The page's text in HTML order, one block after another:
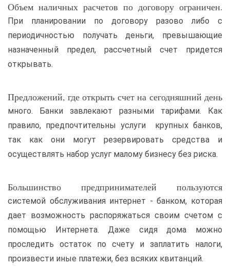
Объем наличных расчетов по договору ограничен.
При планировании по договору разово либо с
периодичностью получать деньги, превышающие
назначенный предел, рассчетный счет придется
открывать.
Предложений, где открыть счет на сегодняшний день
много. Банки завлекают разными тарифами. Как
правило, предпочтительны услуги крупных банков,
так как они могут резервировать средства и
осуществлять набор услуг малому бизнесу без риска.
Большинство предпринимателей пользуются
системой обслуживания интернет - банком, которая
дает возможность распоряжаться своим счетом с
помощью Интернета. Даже сидя дома можно
проследить остаток по счету и заплатить налоги,
произвести иные платежи, без всяких квитанций.